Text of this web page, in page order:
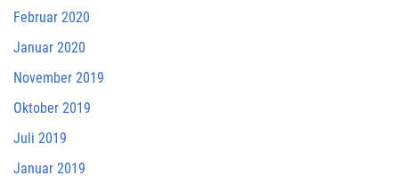
Februar 2020
Januar 2020
November 2019
Oktober 2019
Juli 2019
Januar 2019